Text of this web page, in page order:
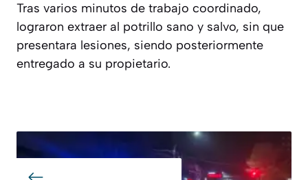
Tras varios minutos de trabajo coordinado,
lograron extraer al potrillo sano y salvo, sin que
presentara lesiones, siendo posteriormente
entregado a su propietario.